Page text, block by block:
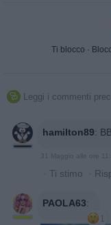
Ti blocco ·
 Leggi i commenti
hamilton89:
· Ti stimo ·
PAOLA63:
1